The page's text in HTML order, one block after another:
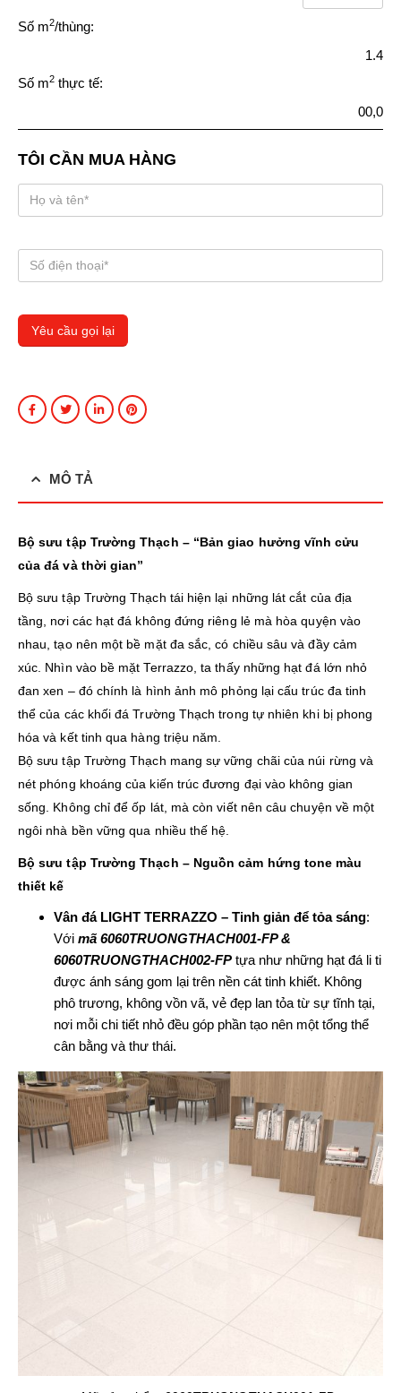
Số m2/thùng:
1.4
Số m2 thực tế:
00,0
TÔI CẦN MUA HÀNG
MÔ TẢ
Bộ sưu tập Trường Thạch – “Bản giao hưởng vĩnh cửu
của đá và thời gian”
Bộ sưu tập Trường Thạch tái hiện lại những lát cắt của địa
tầng, nơi các hạt đá không đứng riêng lẻ mà hòa quyện vào
nhau, tạo nên một bề mặt đa sắc, có chiều sâu và đầy cảm
xúc. Nhìn vào bề mặt Terrazzo, ta thấy những hạt đá lớn nhỏ
đan xen – đó chính là hình ảnh mô phỏng lại cấu trúc đa tinh
thể của các khối đá Trường Thạch trong tự nhiên khi bị phong
hóa và kết tinh qua hàng triệu năm.
Bộ sưu tập Trường Thạch mang sự vững chãi của núi rừng và
nét phóng khoáng của kiến trúc đương đại vào không gian
sống. Không chỉ để ốp lát, mà còn viết nên câu chuyện về một
ngôi nhà bền vững qua nhiều thế hệ.
Bộ sưu tập Trường Thạch – Nguồn cảm hứng tone màu
thiết kế
Vân đá LIGHT TERRAZZO – Tinh giản để tỏa sáng:
Với mã 6060TRUONGTHACH001-FP &
6060TRUONGTHACH002-FP tựa như những hạt đá li ti
được ánh sáng gom lại trên nền cát tinh khiết. Không
phô trương, không vồn vã, vẻ đẹp lan tỏa từ sự tĩnh tại,
nơi mỗi chi tiết nhỏ đều góp phần tạo nên một tổng thể
cân bằng và thư thái.